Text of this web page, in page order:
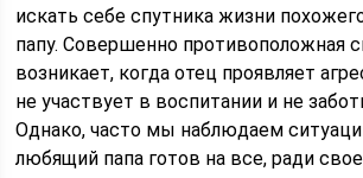
искать себе спутника жизни
папу. Совершенно противоположная
возникает, когда отец проявляет
не участвует в воспитании и не
Однако, часто мы наблюдаем
любящий папа готов на все, ради